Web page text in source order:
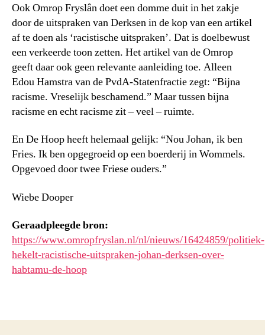
Ook Omrop Fryslân doet een domme duit in het zakje
door de uitspraken van Derksen in de kop van een artikel
af te doen als ‘racistische uitspraken’. Dat is doelbewust
een verkeerde toon zetten. Het artikel van de Omrop
geeft daar ook geen relevante aanleiding toe. Alleen
Edou Hamstra van de PvdA-Statenfractie zegt: “Bijna
racisme. Vreselijk beschamend.” Maar tussen bijna
racisme en echt racisme zit – veel – ruimte.
En De Hoop heeft helemaal gelijk: “Nou Johan, ik ben
Fries. Ik ben opgegroeid op een boerderij in Wommels.
Opgevoed door twee Friese ouders.”
Wiebe Dooper
Geraadpleegde bron:
https://www.omropfryslan.nl/nl/nieuws/16424859/politiek-
hekelt-racistische-uitspraken-johan-derksen-over-
habtamu-de-hoop